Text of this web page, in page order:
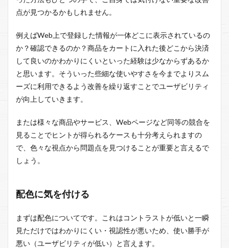
点が見つかるかもしれません。
例えばWeb上で登録した情報が一体どこに表示されているの
か？確認できるのか？商品をカートに入れた後どこから決済
して良いのかわかりにくいといった経験は少なからずあるか
と思います。そういった些細な使いやすさを今までよりスム
ーズに利用できるよう改善を繰り返すことでユーザビリティ
が向上していきます。
または様々な商品やサービス、Webページなど同等の競合を
見ることでヒントが得られるケースも十分考えられますの
で、色々な視点から問題点を見つけることが重要と言えるで
しょう。
配色に気を付ける
まずは配色についてです。これはコントラストが低いと一瞬
見ただけではわかりにくい・視認性が悪いため、使い勝手が
悪い（ユーザビリティが低い）と言えます。